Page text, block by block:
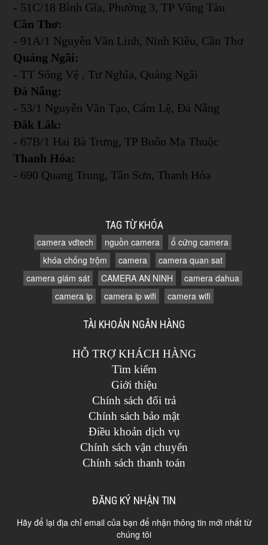
- 51C/18 Bình Gĩa, Phường 3, TP Vũng Tàu
Cần Thơ:
- 91A/1 Nguyễn Văn Linh, Ninh Kiều, Cần Thơ
Quảng Ngãi:
- TT Sông Vệ , Tư Nghĩa, Quảng Ngãi
Đà Nẵng:
- 53/1 Nguyễn Văn Tạo, Cẩm Lệ, Đà Nẵng
Đắk Lắk:
- 67B/1 Hai Bà Trưng, TP Buôn Ma Thuộc
Thanh Hóa:
- 690 Quang Trung, Tân Sơn, Thanh Hóa
TAG TỪ KHÓA
camera vdtech nguồn camera
ổ cứng camera
khóa chống trộm
camera
camera quan sat
camera giám sát
CAMERA AN NINH
camera dahua
camera ip
camera ip wifi camera wifi
TÀI KHOẢN NGÂN HÀNG
HỖ TRỢ KHÁCH HÀNG
Tìm kiếm
Giới thiệu
Chính sách đổi trả
Chính sách bảo mật
Điều khoản dịch vụ
Chính sách vận chuyển
Chính sách thanh toán
ĐĂNG KÝ NHẬN TIN
Hãy để lại địa chỉ email của bạn để nhận thông tin mới nhất từ
chúng tôi